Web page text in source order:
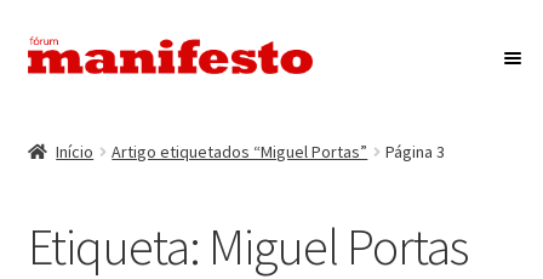
Ir
para
Saltar
para
Eventos
Início Artigo etiquetados “Miguel Portas” Página 3
Etiqueta: Miguel Portas